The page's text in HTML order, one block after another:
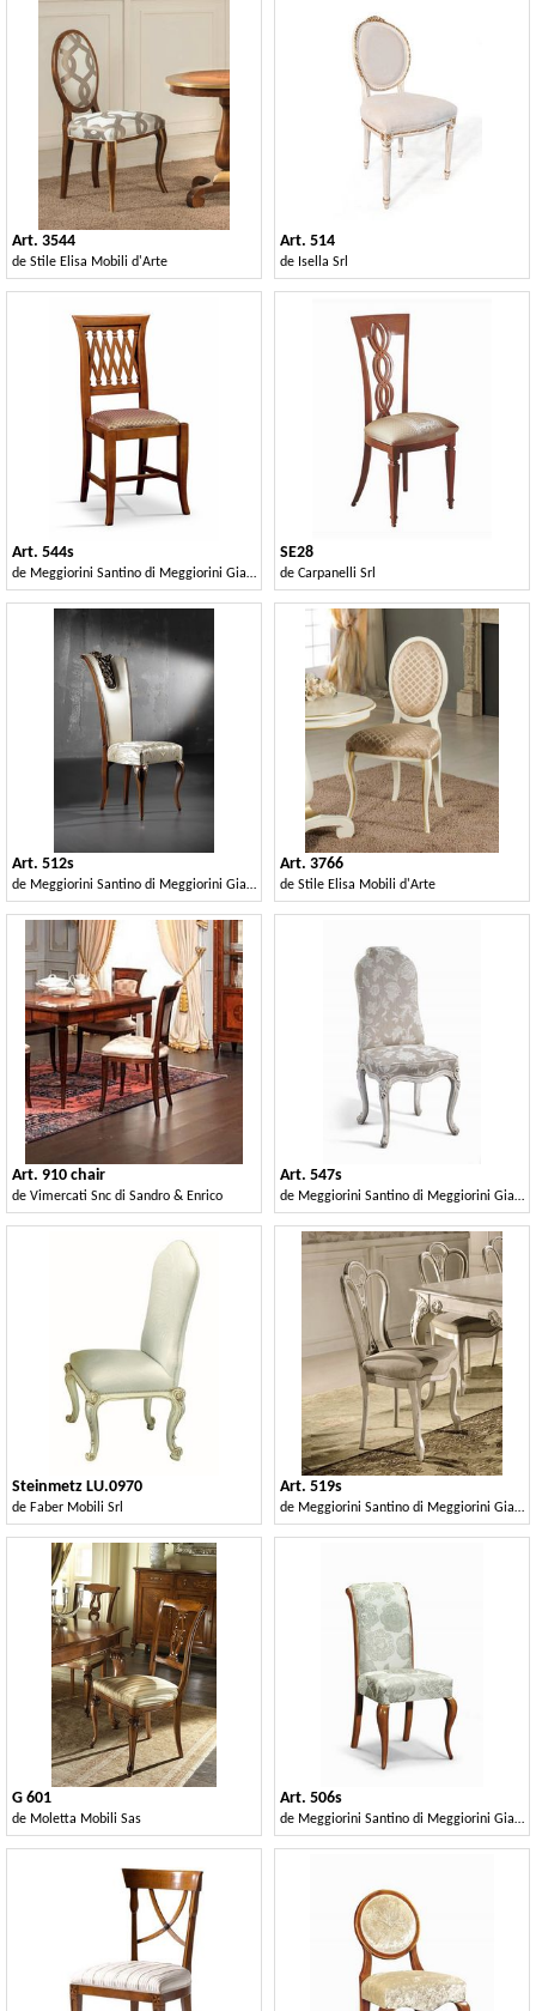
Art. 3544
de Stile Elisa Mobili d'Arte
Art. 514
de Isella Srl
Art. 544s
de Meggiorini Santino di Meggiorini Giampietro e C. Snc
SE28
de Carpanelli Srl
Art. 512s
de Meggiorini Santino di Meggiorini Giampietro e C. Snc
Art. 3766
de Stile Elisa Mobili d'Arte
Art. 910 chair
de Vimercati Snc di Sandro & Enrico
Art. 547s
de Meggiorini Santino di Meggiorini Giampietro e C. Snc
Steinmetz LU.0970
de Faber Mobili Srl
Art. 519s
de Meggiorini Santino di Meggiorini Giampietro e C. Snc
G 601
de Moletta Mobili Sas
Art. 506s
de Meggiorini Santino di Meggiorini Giampietro e C. Snc